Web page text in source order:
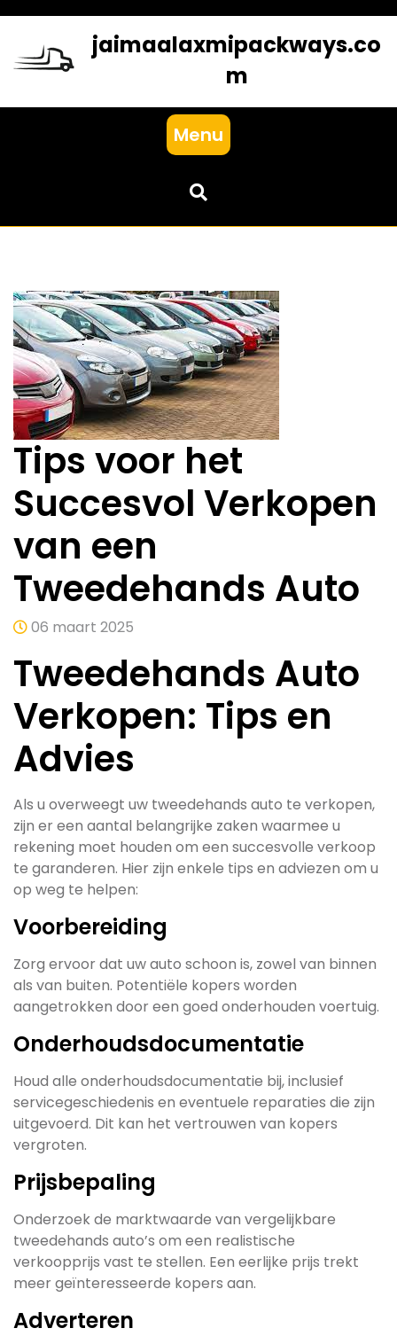
content
jaimaalaxmipackways.co
m
Menu
Tips voor het
Succesvol Verkopen
van een
Tweedehands Auto
06 maart 2025
Tweedehands Auto
Verkopen: Tips en
Advies
Als u overweegt uw tweedehands auto te verkopen,
zijn er een aantal belangrijke zaken waarmee u
rekening moet houden om een succesvolle verkoop
te garanderen. Hier zijn enkele tips en adviezen om u
op weg te helpen:
Voorbereiding
Zorg ervoor dat uw auto schoon is, zowel van binnen
als van buiten. Potentiële kopers worden
aangetrokken door een goed onderhouden voertuig.
Onderhoudsdocumentatie
Houd alle onderhoudsdocumentatie bij, inclusief
servicegeschiedenis en eventuele reparaties die zijn
uitgevoerd. Dit kan het vertrouwen van kopers
vergroten.
Prijsbepaling
Onderzoek de marktwaarde van vergelijkbare
tweedehands auto’s om een realistische
verkoopprijs vast te stellen. Een eerlijke prijs trekt
meer geïnteresseerde kopers aan.
Adverteren